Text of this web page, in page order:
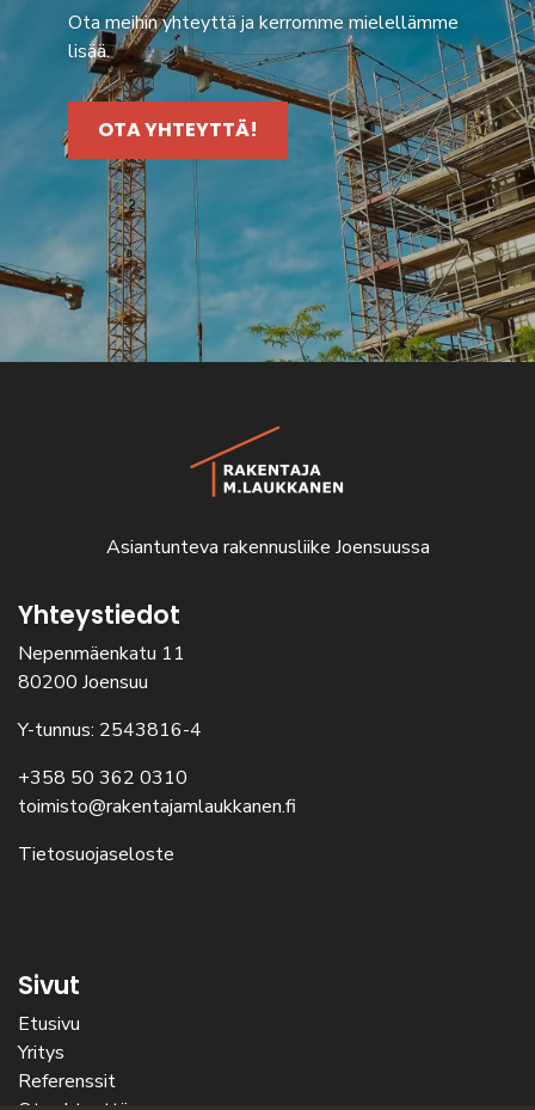
Ota meihin yhteyttä ja kerromme mielellämme
lisää.
OTA YHTEYTTÄ!
Asiantunteva rakennusliike Joensuussa
Yhteystiedot
Nepenmäenkatu 11
80200 Joensuu
Y-tunnus: 2543816-4
+358 50 362 0310
toimisto@rakentajamlaukkanen.fi
Tietosuojaseloste
Sivut
Etusivu
Yritys
Referenssit